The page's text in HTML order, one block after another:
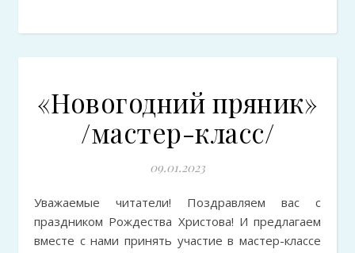
«Новогодний пряник»
/мастер-класс/
09.01.2023
Уважаемые читатели! Поздравляем вас с
праздником Рождества Христова! И предлагаем
вместе с нами принять участие в мастер-классе